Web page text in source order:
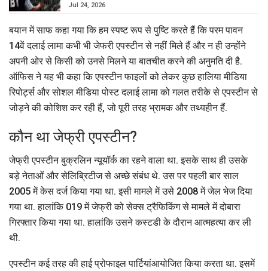
Jul 24, 2026
बयान में साफ कहा गया कि हम स्पष्ट रूप से पुष्टि करते हैं कि परम पावन
14वें दलाई लामा कभी भी जेफरी एपस्टीन से नहीं मिले हैं और न ही उन्होंने
अपनी ओर से किसी को उनसे मिलने या बातचीत करने की अनुमति दी है.
ऑफिस ने यह भी कहा कि एपस्टीन फाइलों को लेकर कुछ हालिया मीडिया
रिपोर्ट्स और सोशल मीडिया पोस्ट दलाई लामा को गलत तरीके से एपस्टीन से
जोड़ने की कोशिश कर रही हैं, जो पूरी तरह भ्रामक और तथ्यहीन हैं.
कौन था जेफ्री एपस्टीन?
जेफ्री एपस्टीन बुक्रलिन न्यूयॉर्क का रहने वाला था. इसके साथ ही उसके
बड़े नेताओं और सेलिब्रिटीज से अच्छे संबंध थे. उस पर पहली बार साल
2005 में केस दर्ज किया गया था. इसी मामले में उसे 2008 में जेल भेज दिया
गया था. हालांकि 019 में जेफ्री को सेक्स ट्रैफिकिंग से मामले में दोबारा
गिरफ्तार किया गया था. हालांकि उसने कस्टडी के दौरान आत्महत्या कर ली
थी.
एपस्टीन कई तरह की हाई प्रोफाइल पार्टियांआयोजित किया करता था. इसमें